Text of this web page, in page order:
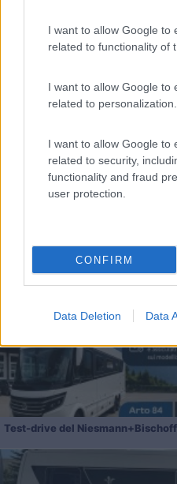
I want to allow Google to
related to functionality of
I want to allow Google to
related to personalization.
I want to allow Google to
related to security,
functionality and fraud
user protection.
CONFIRM
Data Deletion Data
Loginper
L’iSmove di Niesmann+Bischoff
Test-drive del